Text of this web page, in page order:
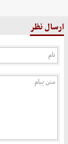
ارسال نظر